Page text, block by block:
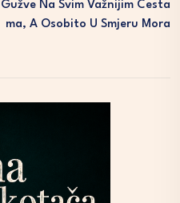
Gužve Na Svim Važnijim Cesta
Ma, A Osobito U Smjeru Mora